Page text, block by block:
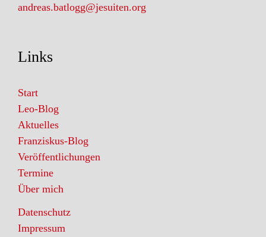
andreas.batlogg@jesuiten.org
Links
Start
Leo-Blog
Aktuelles
Franziskus-Blog
Veröffentlichungen
Termine
Über mich
Datenschutz
Impressum